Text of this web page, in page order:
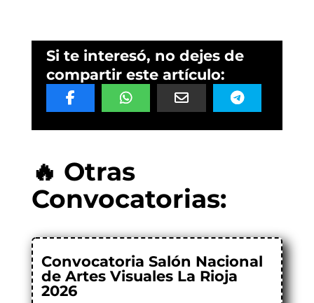
Si te interesó, no dejes de
compartir este artículo:
🔥 Otras
Convocatorias:
Convocatoria Salón Nacional
de Artes Visuales La Rioja
2026